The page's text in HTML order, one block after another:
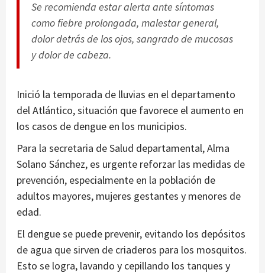
Se recomienda estar alerta ante síntomas
como fiebre prolongada, malestar general,
dolor detrás de los ojos, sangrado de mucosas
y dolor de cabeza.
Inició la temporada de lluvias en el departamento
del Atlántico, situación que favorece el aumento en
los casos de dengue en los municipios.
Para la secretaria de Salud departamental, Alma
Solano Sánchez, es urgente reforzar las medidas de
prevención, especialmente en la población de
adultos mayores, mujeres gestantes y menores de
edad.
El dengue se puede prevenir, evitando los depósitos
de agua que sirven de criaderos para los mosquitos.
Esto se logra, lavando y cepillando los tanques y